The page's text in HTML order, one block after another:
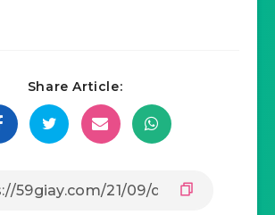
Share Article: